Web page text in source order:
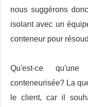
nous suggérons
isolant avec un
conteneur pour
Qu'est-ce
conteneurisée? La
le client, car il